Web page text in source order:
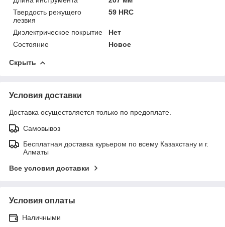
Твердость режущего
лезвия
59 HRC
Диэлектрическое покрытие
Нет
Состояние
Новое
Скрыть
Условия доставки
Доставка осуществляется только по предоплате.
Самовывоз
Бесплатная доставка курьером по всему Казахстану и г.
Алматы
Все условия доставки
Условия оплаты
Наличными